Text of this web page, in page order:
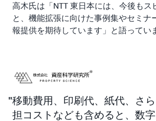
高木氏は「NTT 東日本には、今後もス
と、機能拡張に向けた事例集やセミナ
報提供を期待しています」と語ってい
移動費用、印刷代、紙代、さ
担コストなども含めると、数